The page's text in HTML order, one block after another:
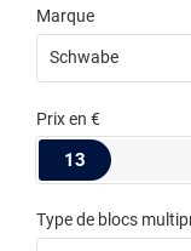
Marque
Schwabe
Prixen €
13
Type de blocs